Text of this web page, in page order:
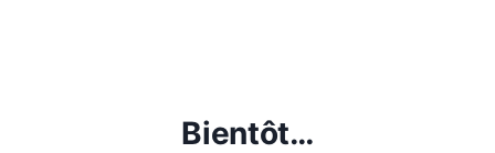
Bientôt…